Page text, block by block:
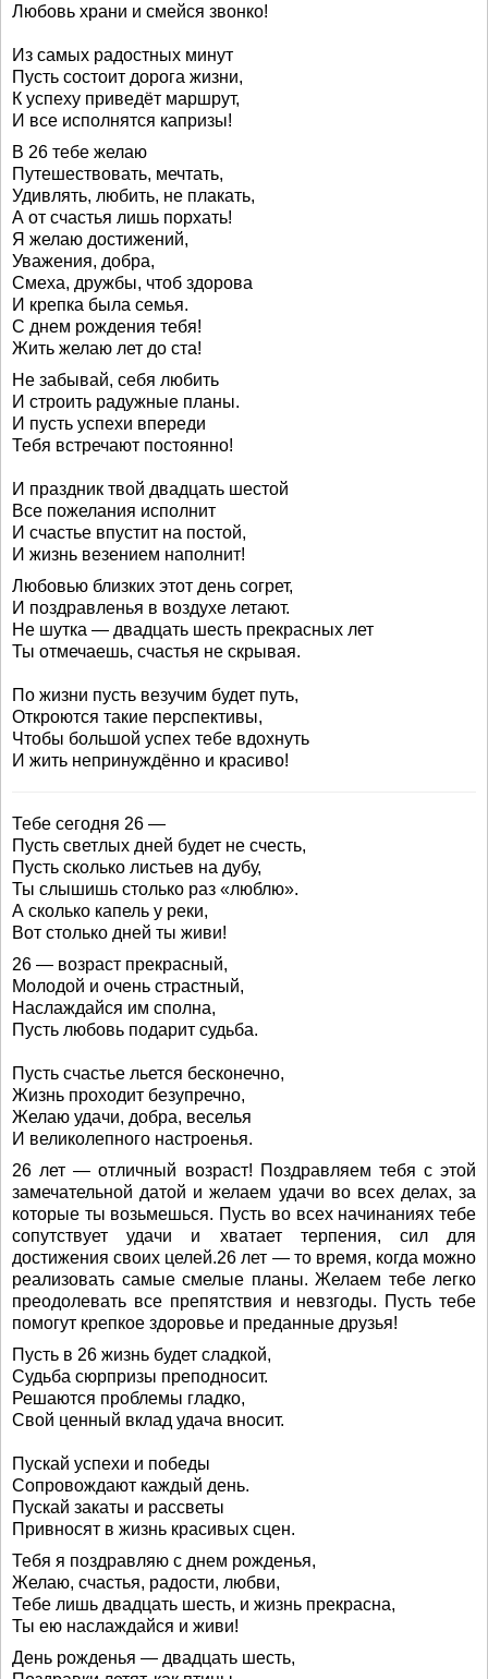
Любовь храни и смейся звонко!
Из самых радостных минут
Пусть состоит дорога жизни,
К успеху приведёт маршрут,
И все исполнятся капризы!
В 26 тебе желаю
Путешествовать, мечтать,
Удивлять, любить, не плакать,
А от счастья лишь порхать!
Я желаю достижений,
Уважения, добра,
Смеха, дружбы, чтоб здорова
И крепка была семья.
С днем рождения тебя!
Жить желаю лет до ста!
Не забывай, себя любить
И строить радужные планы.
И пусть успехи впереди
Тебя встречают постоянно!
И праздник твой двадцать шестой
Все пожелания исполнит
И счастье впустит на постой,
И жизнь везением наполнит!
Любовью близких этот день согрет,
И поздравленья в воздухе летают.
Не шутка — двадцать шесть прекрасных лет
Ты отмечаешь, счастья не скрывая.
По жизни пусть везучим будет путь,
Откроются такие перспективы,
Чтобы большой успех тебе вдохнуть
И жить непринуждённо и красиво!
Тебе сегодня 26 —
Пусть светлых дней будет не счесть,
Пусть сколько листьев на дубу,
Ты слышишь столько раз «люблю».
А сколько капель у реки,
Вот столько дней ты живи!
26 — возраст прекрасный,
Молодой и очень страстный,
Наслаждайся им сполна,
Пусть любовь подарит судьба.
Пусть счастье льется бесконечно,
Жизнь проходит безупречно,
Желаю удачи, добра, веселья
И великолепного настроенья.
26 лет — отличный возраст! Поздравляем тебя с этой
замечательной датой и желаем удачи во всех делах, за
которые ты возьмешься. Пусть во всех начинаниях тебе
сопутствует удачи и хватает терпения, сил для
достижения своих целей.26 лет — то время, когда можно
реализовать самые смелые планы. Желаем тебе легко
преодолевать все препятствия и невзгоды. Пусть тебе
помогут крепкое здоровье и преданные друзья!
Пусть в 26 жизнь будет сладкой,
Судьба сюрпризы преподносит.
Решаются проблемы гладко,
Свой ценный вклад удача вносит.
Пускай успехи и победы
Сопровождают каждый день.
Пускай закаты и рассветы
Привносят в жизнь красивых сцен.
Тебя я поздравляю с днем рожденья,
Желаю, счастья, радости, любви,
Тебе лишь двадцать шесть, и жизнь прекрасна,
Ты ею наслаждайся и живи!
День рожденья — двадцать шесть,